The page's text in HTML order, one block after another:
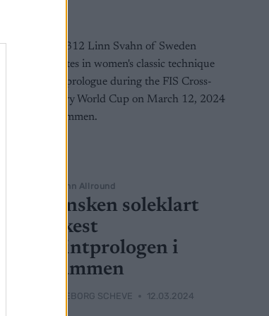
Langrenn Allround
Svensken soleklart
raskest
sprintprologen i
Drammen
INGEBORG SCHEVE 12.03.2024